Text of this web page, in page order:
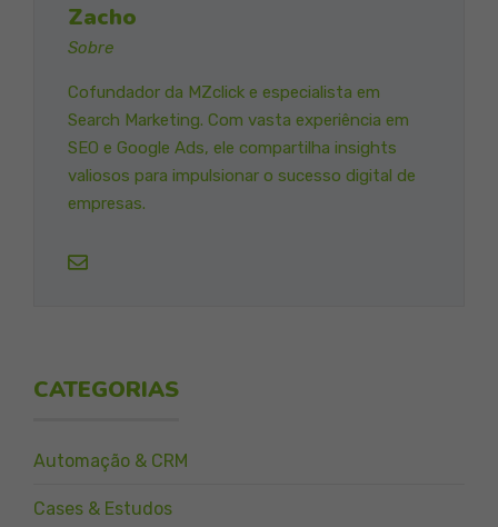
Zacho
Sobre
Cofundador da MZclick e especialista em
Search Marketing. Com vasta experiência em
SEO e Google Ads, ele compartilha insights
valiosos para impulsionar o sucesso digital de
empresas.
CATEGORIAS
Automação & CRM
Cases & Estudos